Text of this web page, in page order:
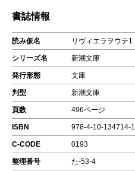
書誌情報
読み仮名 リヴィエラヲウテ1
シリーズ名 新潮文庫
発行形態 文庫
判型 新潮文庫
頁数 496ページ
ISBN 978-4-10-134714-1
C-CODE 0193
整理番号 た-53-4